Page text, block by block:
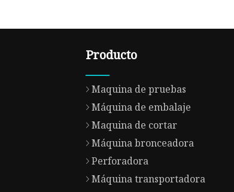
Producto
Maquina de pruebas
Máquina de embalaje
Maquina de cortar
Máquina bronceadora
Perforadora
Máquina transportadora